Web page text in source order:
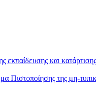
εκπαίδευσης και
της μη-